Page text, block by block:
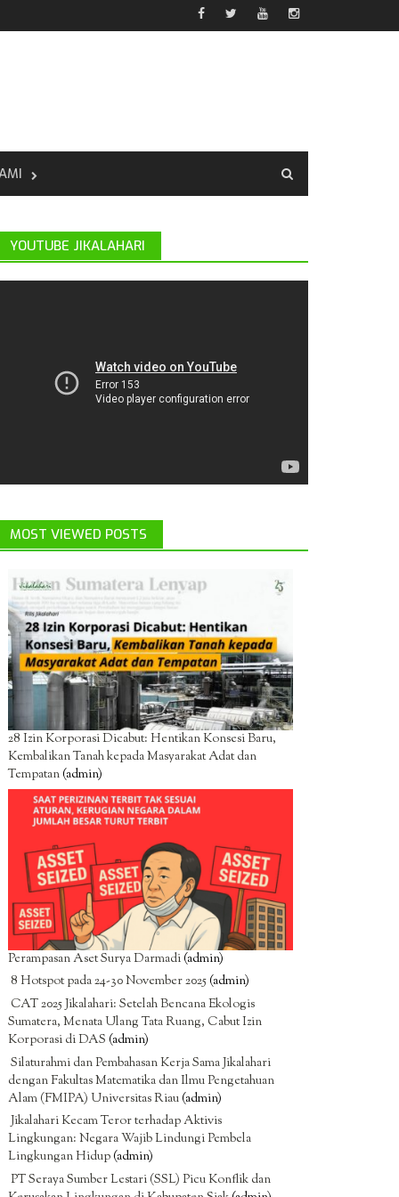
YOUTUBE JIKALAHARI
MOST VIEWED POSTS
28 Izin Korporasi Dicabut: Hentikan Konsesi Baru,
Kembalikan Tanah kepada Masyarakat Adat dan
Tempatan(admin)
Perampasan Aset Surya Darmadi(admin)
8 Hotspot pada 24-30 November 2025(admin)
CAT 2025 Jikalahari: Setelah Bencana Ekologis
Sumatera, Menata Ulang Tata Ruang, Cabut Izin
Korporasi di DAS (admin)
Silaturahmi dan Pembahasan Kerja Sama Jikalahari
dengan Fakultas Matematika dan Ilmu Pengetahuan
Alam (FMIPA) Universitas Riau(admin)
Jikalahari Kecam Teror terhadap Aktivis
Lingkungan: Negara Wajib Lindungi Pembela
Lingkungan Hidup(admin)
PT Seraya Sumber Lestari (SSL) Picu Konflik dan